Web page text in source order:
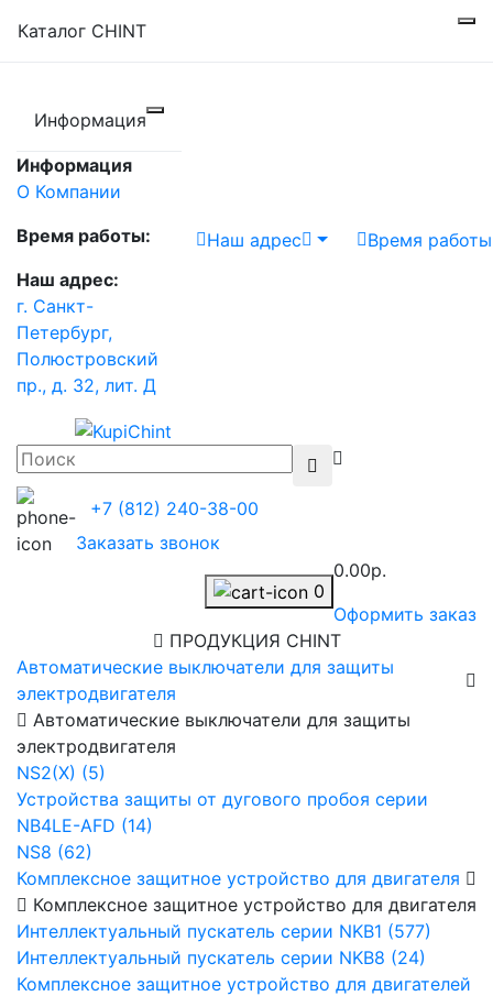
Каталог CHINT
Информация
Информация
О Компании
Время работы:
Наш адрес:
г. Санкт-
Петербург,
Полюстровский
пр., д. 32, лит. Д
Наш адрес Время работы
+7 (812) 240-38-00
Заказать звонок
0
0.00р.
Оформить заказ
ПРОДУКЦИЯ CHINT
Автоматические выключатели для защиты
электродвигателя
Автоматические выключатели для защиты
электродвигателя
NS2(X) (5)
Устройства защиты от дугового пробоя серии
NB4LE-AFD (14)
NS8 (62)
Комплексное защитное устройство для двигателя
Комплексное защитное устройство для двигателя
Интеллектуальный пускатель серии NKB1 (577)
Интеллектуальный пускатель серии NKB8 (24)
Комплексное защитное устройство для двигателей